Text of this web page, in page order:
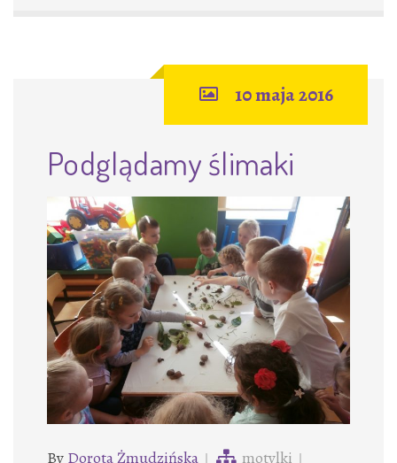
10 maja 2016
Podglądamy ślimaki
By Dorota Żmudzińska motylki